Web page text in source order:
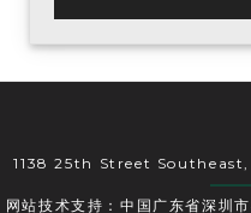
1138 25th Street
网站技术支持：中国广东省深圳